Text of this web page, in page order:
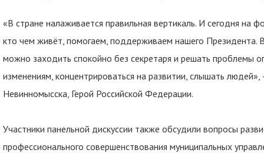
«В стране налаживается правильная вертикаль. И сегодня на
кто чем живёт, помогаем, поддерживаем нашего Президента.
можно заходить спокойно без секретаря и решать проблемы
изменениям, концентрироваться на развитии, слышать
Невинномысска, Герой Российской Федерации.
Участники панельной дискуссии также обсудили вопросы
профессионального совершенствования муниципальных